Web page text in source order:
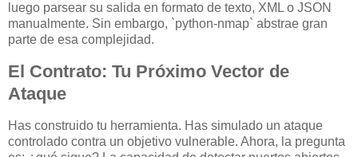
luego parsear su salida en formato de texto, XML o JSON
manualmente. Sin embargo, `python-nmap` abstrae gran
parte de esa complejidad.
El Contrato: Tu Próximo Vector de
Ataque
Has construido tu herramienta. Has simulado un ataque
controlado contra un objetivo vulnerable. Ahora, la pregunta